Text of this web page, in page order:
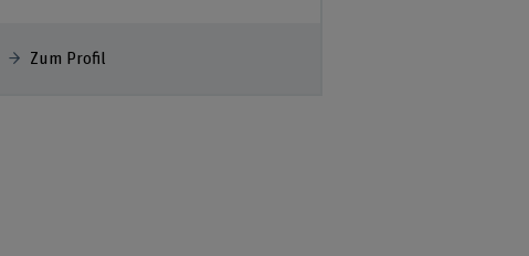
Zum Profil